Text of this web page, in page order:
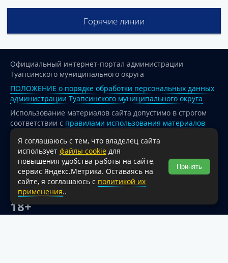
Горячие линии
Официальный интернет-портал администрации
Туапсинского муниципального округа
ПОЛОЖЕНИЕ о порядке обработки персональных данных
администрации Туапсинского муниципального округа
Использование материалов сайта допустимо в строгом
соответствии с правилами использования материалов
опубликованных на сайте
При перепечатке и использовании информации ссылка
на источник обязательна.
Для сайтов и страниц сети Интернет обязательна
активная гиперссылка на официальный интернет-портал
администрации Туапсинского муниципального округа.
18+
Я соглашаюсь с тем, что владелец сайта
использует файлы cookie для
повышения удобства работы на сайте,
сервис Яндекс.Метрика. Оставаясь на
сайте, я соглашаюсь с политикой их
применения..
Принять